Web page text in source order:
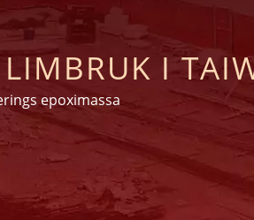
LIMBRUK I
epoximassa